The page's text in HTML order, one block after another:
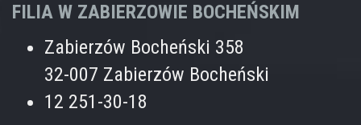
FILIA W ZABIERZOWIE BOCHEŃSKIM
Zabierzów Bocheński 358
32-007 Zabierzów Bocheński
12 251-30-18